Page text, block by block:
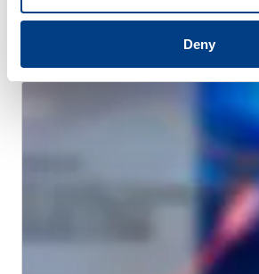
Deny
固态电池生产的产量和成本分析